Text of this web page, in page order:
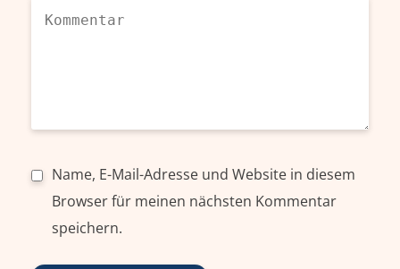
Name, E-Mail-Adresse und Website in diesem
Browser für meinen nächsten Kommentar
speichern.